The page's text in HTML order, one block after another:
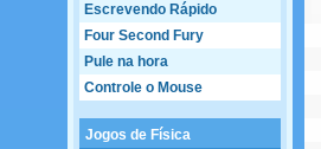
Escrevendo Rápido
Four Second Fury
Pule na hora
Controle o Mouse
Jogos de Física